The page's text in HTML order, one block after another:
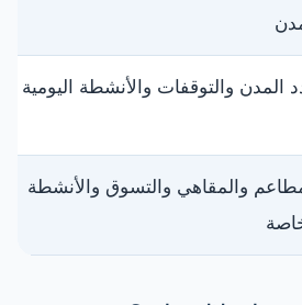
المدن والتوقفات والأنشطة اليومية
والمقاهي والتسوق والأنشطة